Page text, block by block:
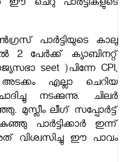
ചെറു പാർട്ടികളുടെ
പാർട്ടിയുടെ കാലു
2 പേർക്ക് ക്യാബിനറ്റ്
seet )പിന്നേ CPI,
എല്ലാ ചെറിയ
നടക്കുന്നു. ചിലർ
മുസ്ലീം ലീഗ് സപ്പോർട്ട്
പാർട്ടിക്കാർ ഇന്ന്
വിശ്വസിച്ചു ഈ പാവം